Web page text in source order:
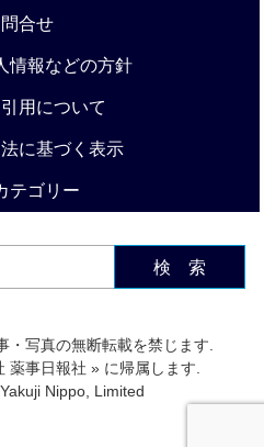
合せ
情報などの方針
用について
に基づく表示
テゴリー
検 索
・写真の無断転載を禁じます.
薬事日報社 » に帰属します.
Nippo, Limited